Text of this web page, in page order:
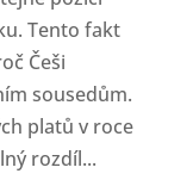
Tento fakt
Češi
sousedům.
platů v roce
rozdíl...